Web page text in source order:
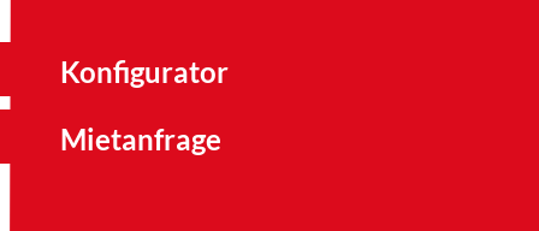
Konfigurator
Mietanfrage